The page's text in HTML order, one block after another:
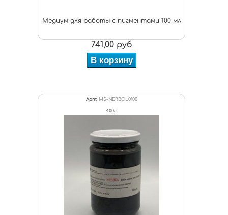
Медиум для работы с пигментами 100 мл
741,00 руб
В корзину
Арт: MS-NERBOL0100
400г.